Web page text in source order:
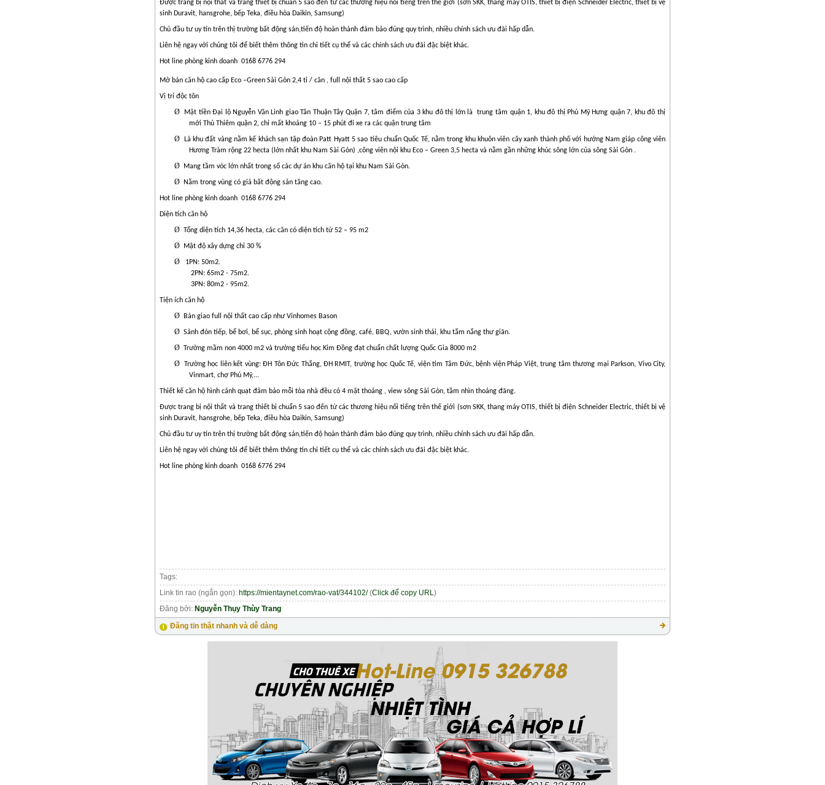
Được trang bị nội thất và trang thiết bị chuẩn 5 sao đến từ các thương hiệu nối tiếng trên thế giới (sơn SKK, thang máy OTIS, thiết bị điện Schneider Electric, thiết bị vệ
sinh Duravit, hansgrohe, bếp Teka, điều hòa Daikin, Samsung)
Chủ đầu tư uy tín trên thị trường bất động sản,tiến độ hoàn thành đảm bảo đúng quy trình, nhiều chính sách ưu đãi hấp dẫn.
Liên hệ ngay với chúng tôi để biết thêm thông tin chi tiết cụ thể và các chính sách ưu đãi đặc biệt khác.
Hot line phòng kinh doanh 0168 6776 294
Mở bán căn hộ cao cấp Eco –Green Sài Gòn 2,4 tỉ / căn , full nội thất 5 sao cao cấp
Vị trí độc tôn
Ø Mặt tiền Đại lộ Nguyễn Văn Linh giao Tân Thuận Tây Quận 7, tâm điểm của 3 khu đô thị lớn là
trung tâm quận 1, khu đô thị Phú Mỹ Hưng quận 7, khu đô thị
mới Thủ Thiêm quận 2, chỉ mất khoảng 10 – 15 phút đi xe ra các quận trung tâm
Ø
Là khu đất vàng nằm kế khách sạn tập đoàn Patt Hyatt 5 sao tiêu chuẩn Quốc Tế, nằm trong khu khuôn viên cây xanh thành phố với hướng Nam giáp công viên
Hương Tràm rộng 22 hecta (lớn nhất khu Nam Sài Gòn) ,công viên nội khu Eco – Green 3,5 hecta và nằm gần những khúc sông lớn của sông Sài Gòn .
Ø Mang tầm vóc lớn nhất trong số các dự án khu căn hộ tại khu Nam Sài Gòn.
Ø Nằm trong vùng có giá bất động sản tăng cao.
Hot line phòng kinh doanh 0168 6776 294
Diện tích căn hộ
Ø Tổng diện tích 14,36 hecta, các căn có diện tích từ 52 – 95 m2
Ø Mật độ xây dựng chỉ 30 %
Ø
1PN: 50m2.
2PN: 65m2 - 75m2.
3PN: 80m2 - 95m2.
Tiện ích căn hộ
Ø Bàn giao full nội thất cao cấp như Vinhomes Bason
Ø Sảnh đón tiếp, bể bơi, bể sục, phòng sinh hoạt cộng đồng, café, BBQ, vườn sinh thái, khu tắm nắng thư giãn.
Ø Trường mầm non 4000 m2 và trường tiểu học Kim Đồng đạt chuẩn chất lượng Quốc Gia 8000 m2
Ø Trường học liên kết vùng: ĐH Tôn Đức Thắng, ĐH RMIT, trường học Quốc Tế, viện tim Tâm Đức, bệnh viện Pháp Việt, trung tâm thương mại Parkson, Vivo City,
Vinmart, chợ Phú Mỹ,...
Thiết kế căn hộ hình cánh quạt đảm bảo mỗi tòa nhà đều có 4 mặt thoáng , view sông Sài Gòn, tầm nhìn thoáng đãng.
Được trang bị nội thất và trang thiết bị chuẩn 5 sao đến từ các thương hiệu nối tiếng trên thế giới (sơn SKK, thang máy OTIS, thiết bị điện Schneider Electric, thiết bị vệ
sinh Duravit, hansgrohe, bếp Teka, điều hòa Daikin, Samsung)
Chủ đầu tư uy tín trên thị trường bất động sản,tiến độ hoàn thành đảm bảo đúng quy trình, nhiều chính sách ưu đãi hấp dẫn.
Liên hệ ngay với chúng tôi để biết thêm thông tin chi tiết cụ thể và các chính sách ưu đãi đặc biệt khác.
Hot line phòng kinh doanh 0168 6776 294
Tags:
Link tin rao (ngắn gọn): https://mientaynet.com/rao-vat/344102/(Click để copy URL)
Đăng bởi: Nguyễn Thụy Thùy Trang
Đăng tin thật nhanh và dễ dàng